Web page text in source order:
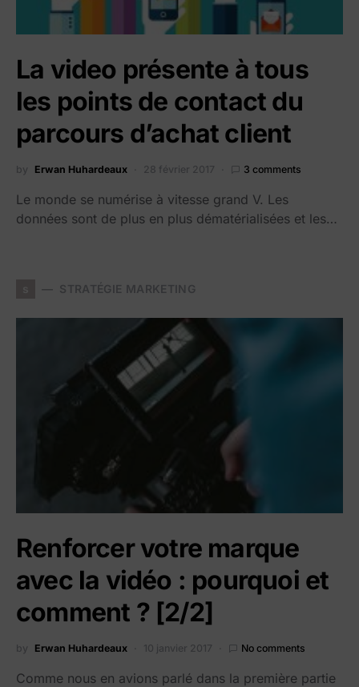
La video présente à tous
les points de contact du
parcours d’achat client
by Erwan Huhardeaux 28 février 2017 3 comments
Le monde se numérise à vitesse grand V. Les
données sont de plus en plus dématérialisées et les…
STRATÉGIE MARKETING
Renforcer votre marque
avec la vidéo : pourquoi et
comment ? [2/2]
by Erwan Huhardeaux 10 janvier 2017 No comments
Comme nous en avions parlé dans la première partie